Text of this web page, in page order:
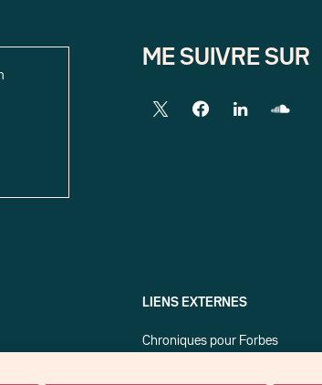
ME SUIVRE SUR
LIENS EXTERNES
Chroniques pour Forbes